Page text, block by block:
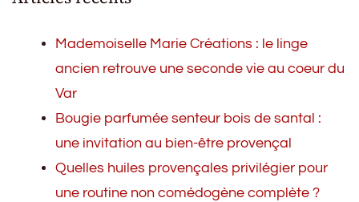
Mademoiselle Marie Créations : le linge
ancien retrouve une seconde vie au coeur du
Var
Bougie parfumée senteur bois de santal :
une invitation au bien-être provençal
Quelles huiles provençales privilégier pour
une routine non comédogène complète ?